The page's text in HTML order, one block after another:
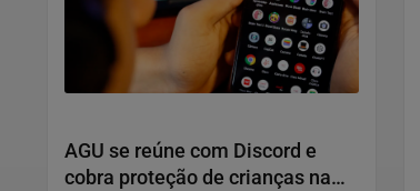
AGU se reúne com Discord e
cobra proteção de crianças na